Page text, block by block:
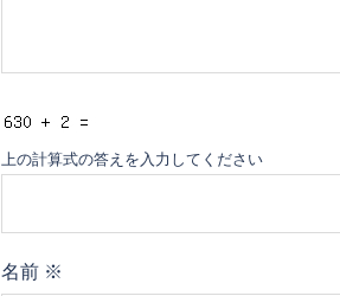
上の計算式の答えを入力してください
名前 ※